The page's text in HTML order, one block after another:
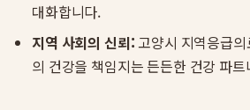
대화합니다.
지역 사회의 신뢰:고양시 지역응급
의 건강을 책임지는 든든한 건강 파